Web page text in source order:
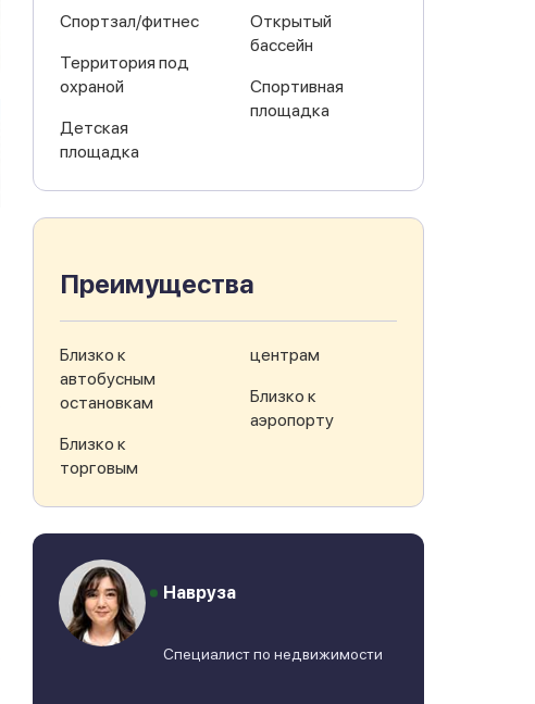
Спортзал/фитнес
Территория под
охраной
Детская
площадка
Открытый
бассейн
Спортивная
площадка
Преимущества
Близко к
автобусным
остановкам
Близко к
торговым
центрам
Близко к
аэропорту
Навруза
Специалист по недвижимости